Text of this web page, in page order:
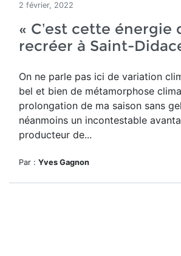
2 février, 2022
« C’est cette énergie
recréer à Saint-
On ne parle pas ici de variation
bel et bien de métamorphose
prolongation de ma saison sans
néanmoins un incontestable
producteur de...
Par : Yves Gagnon